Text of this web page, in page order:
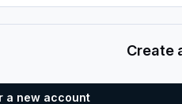
Create
a new account